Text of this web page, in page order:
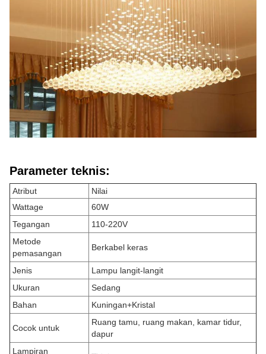
Parameter teknis:
Atribut
Nilai
Wattage
60W
Tegangan
110-220V
Metode
pemasangan
Berkabel keras
Jenis
Lampu langit-langit
Ukuran
Sedang
Bahan
Kuningan+Kristal
Cocok untuk
Ruang tamu, ruang makan, kamar tidur,
dapur
Lampiran